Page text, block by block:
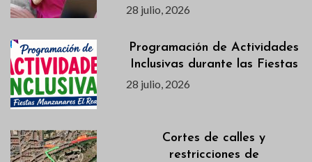
28 julio, 2026
Programación de Actividades
Inclusivas durante las Fiestas
28 julio, 2026
Cortes de calles y
restricciones de